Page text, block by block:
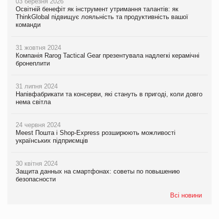
Освітній бенефіт як інструмент утримання талантів: як
ThinkGlobal підвищує лояльність та продуктивність вашої
команди
31 жовтня 2024
Компанія Rarog Tactical Gear презентувала надлегкі керамічні
бронеплити
31 липня 2024
Напівфабрикати та консерви, які стануть в пригоді, коли довго
нема світла
24 червня 2024
Meest Пошта і Shop-Express розширюють можливості
українських підприємців
30 квітня 2024
Защита данных на смартфонах: советы по повышению
безопасности
Всі новини